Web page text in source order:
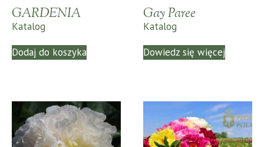
GARDENIA
Katalog
Dodaj do koszyka
Gay Paree
Katalog
Dowiedz się więcej